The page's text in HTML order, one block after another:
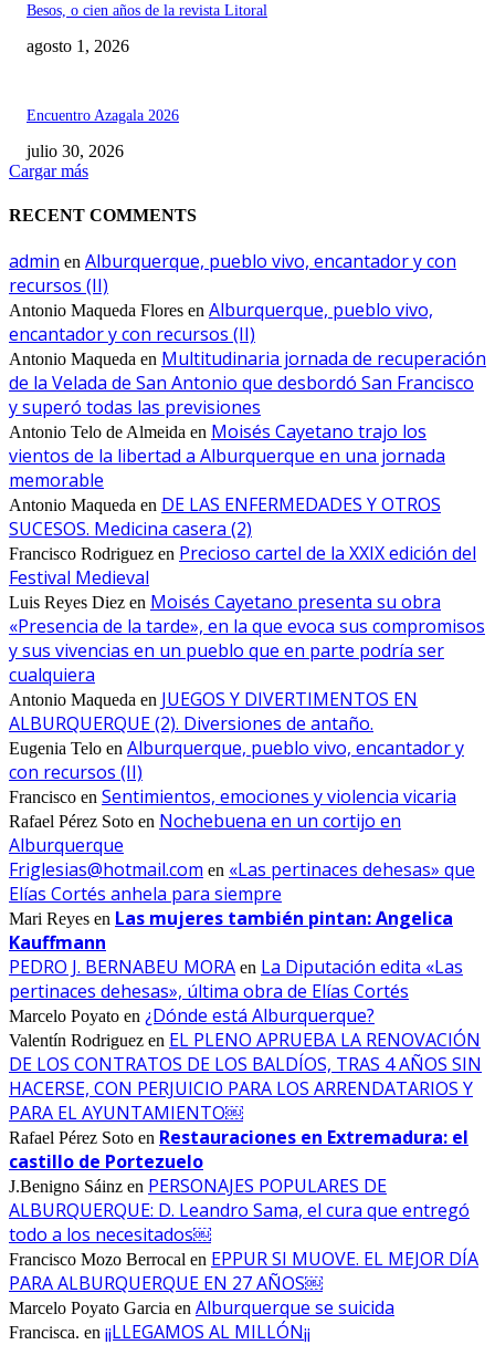
Besos, o cien años de la revista Litoral
agosto 1, 2026
Encuentro Azagala 2026
julio 30, 2026
Cargar más
RECENT COMMENTS
admin en Alburquerque, pueblo vivo, encantador y con
recursos (II)
Antonio Maqueda Flores en Alburquerque, pueblo vivo,
encantador y con recursos (II)
Antonio Maqueda en Multitudinaria jornada de recuperación
de la Velada de San Antonio que desbordó San Francisco
y superó todas las previsiones
Antonio Telo de Almeida en Moisés Cayetano trajo los
vientos de la libertad a Alburquerque en una jornada
memorable
Antonio Maqueda en DE LAS ENFERMEDADES Y OTROS
SUCESOS. Medicina casera (2)
Francisco Rodriguez en Precioso cartel de la XXIX edición del
Festival Medieval
Luis Reyes Diez en Moisés Cayetano presenta su obra
«Presencia de la tarde», en la que evoca sus compromisos
y sus vivencias en un pueblo que en parte podría ser
cualquiera
Antonio Maqueda en JUEGOS Y DIVERTIMENTOS EN
ALBURQUERQUE (2). Diversiones de antaño.
Eugenia Telo en Alburquerque, pueblo vivo, encantador y
con recursos (II)
Francisco en Sentimientos, emociones y violencia vicaria
Rafael Pérez Soto en Nochebuena en un cortijo en
Alburquerque
Friglesias@hotmail.com en «Las pertinaces dehesas» que
Elías Cortés anhela para siempre
Mari Reyes en Las mujeres también pintan: Angelica
Kauffmann
PEDRO J. BERNABEU MORA en La Diputación edita «Las
pertinaces dehesas», última obra de Elías Cortés
Marcelo Poyato en ¿Dónde está Alburquerque?
Valentín Rodriguez en EL PLENO APRUEBA LA RENOVACIÓN
DE LOS CONTRATOS DE LOS BALDÍOS, TRAS 4 AÑOS SIN
HACERSE, CON PERJUICIO PARA LOS ARRENDATARIOS Y
PARA EL AYUNTAMIENTO￼
Rafael Pérez Soto en Restauraciones en Extremadura: el
castillo de Portezuelo
J.Benigno Sáinz en PERSONAJES POPULARES DE
ALBURQUERQUE: D. Leandro Sama, el cura que entregó
todo a los necesitados￼
Francisco Mozo Berrocal en EPPUR SI MUOVE. EL MEJOR DÍA
PARA ALBURQUERQUE EN 27 AÑOS￼
Marcelo Poyato Garcia en Alburquerque se suicida
Francisca. en ¡¡LLEGAMOS AL MILLÓN¡¡